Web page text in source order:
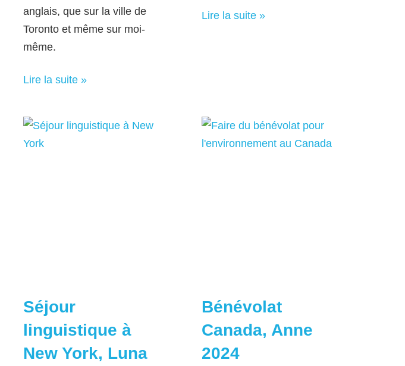
anglais, que sur la ville de
Toronto et même sur moi-
même.
Lire la suite »
Lire la suite »
Séjour
linguistique à
New York, Luna
Bénévolat
Canada, Anne
2024